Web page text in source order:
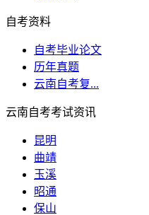
自考资料
自考毕业论文
历年真题
云南自考复...
云南自考考试资讯
昆明
曲靖
玉溪
昭通
保山